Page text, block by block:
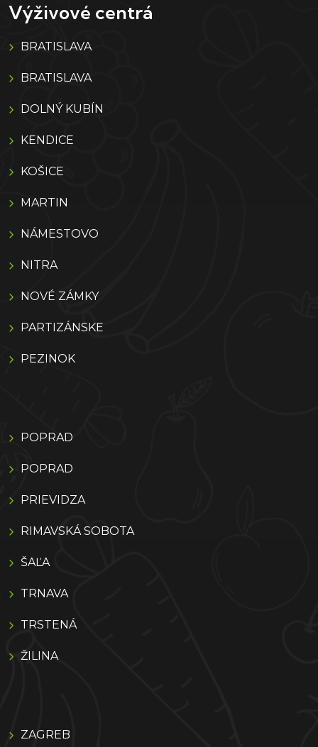
Výživové centrá
BRATISLAVA
BRATISLAVA
DOLNÝ KUBÍN
KENDICE
KOŠICE
MARTIN
NÁMESTOVO
NITRA
NOVÉ ZÁMKY
PARTIZÁNSKE
PEZINOK
POPRAD
POPRAD
PRIEVIDZA
RIMAVSKÁ SOBOTA
ŠAĽA
TRNAVA
TRSTENÁ
ŽILINA
ZAGREB